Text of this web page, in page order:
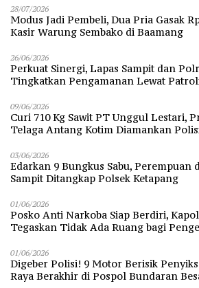
28/07/2026
Modus Jadi Pembeli, Dua Pria Gasak
Kasir Warung Sembako di Baamang
26/06/2026
Perkuat Sinergi, Lapas Sampit dan
Tingkatkan Pengamanan Lewat
09/06/2026
Curi 710 Kg Sawit PT Unggul Lestari,
Telaga Antang Kotim Diamankan
03/06/2026
Edarkan 9 Bungkus Sabu, Perempuan
Sampit Ditangkap Polsek Ketapang
01/06/2026
Posko Anti Narkoba Siap Berdiri,
Tegaskan Tidak Ada Ruang bagi
01/06/2026
Digeber Polisi! 9 Motor Berisik
Raya Berakhir di Pospol Bundaran